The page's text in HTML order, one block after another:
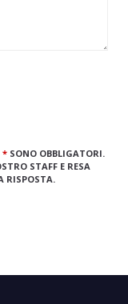
* SONO OBBLIGATORI.
STAFF E RESA
RISPOSTA.